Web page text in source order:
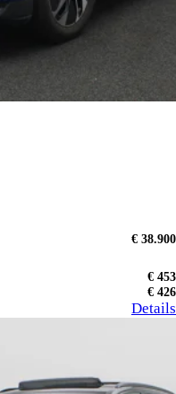
€ 38.900
€ 453
€ 426
Details